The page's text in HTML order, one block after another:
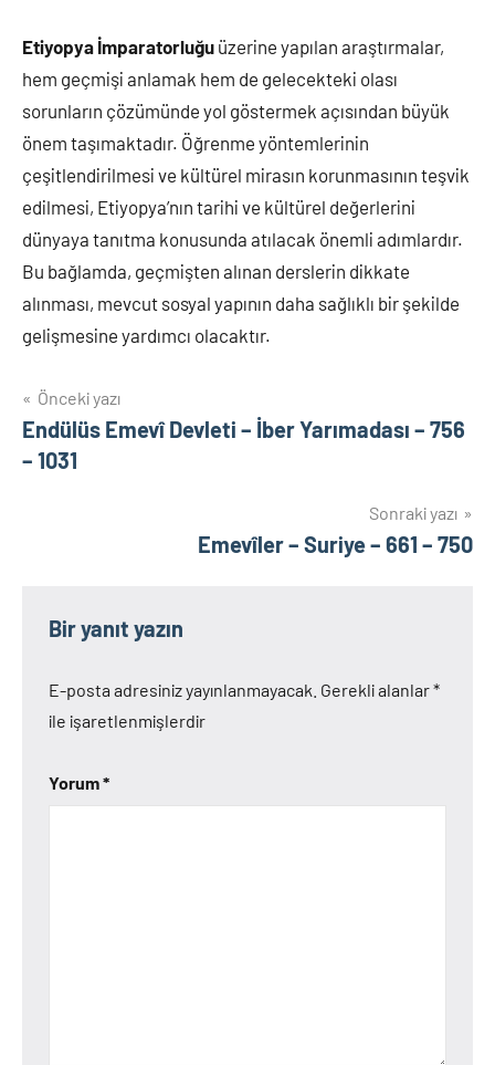
Etiyopya İmparatorluğu üzerine yapılan araştırmalar,
hem geçmişi anlamak hem de gelecekteki olası
sorunların çözümünde yol göstermek açısından büyük
önem taşımaktadır. Öğrenme yöntemlerinin
çeşitlendirilmesi ve kültürel mirasın korunmasının teşvik
edilmesi, Etiyopya’nın tarihi ve kültürel değerlerini
dünyaya tanıtma konusunda atılacak önemli adımlardır.
Bu bağlamda, geçmişten alınan derslerin dikkate
alınması, mevcut sosyal yapının daha sağlıklı bir şekilde
gelişmesine yardımcı olacaktır.
Yazı
gezinmesi
Önceki yazı
Endülüs Emevî Devleti – İber Yarımadası – 756
– 1031
Sonraki yazı
Emevîler – Suriye – 661 – 750
Bir yanıt yazın
E-posta adresiniz yayınlanmayacak. Gerekli alanlar*
ile işaretlenmişlerdir
Yorum*